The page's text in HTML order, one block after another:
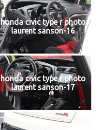
honda civic type r photo
laurent sanson-16
honda civic type r photo
laurent sanson-17